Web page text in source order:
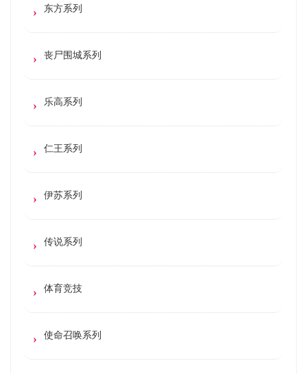
东方系列
丧尸围城系列
乐高系列
仁王系列
伊苏系列
传说系列
体育竞技
使命召唤系列